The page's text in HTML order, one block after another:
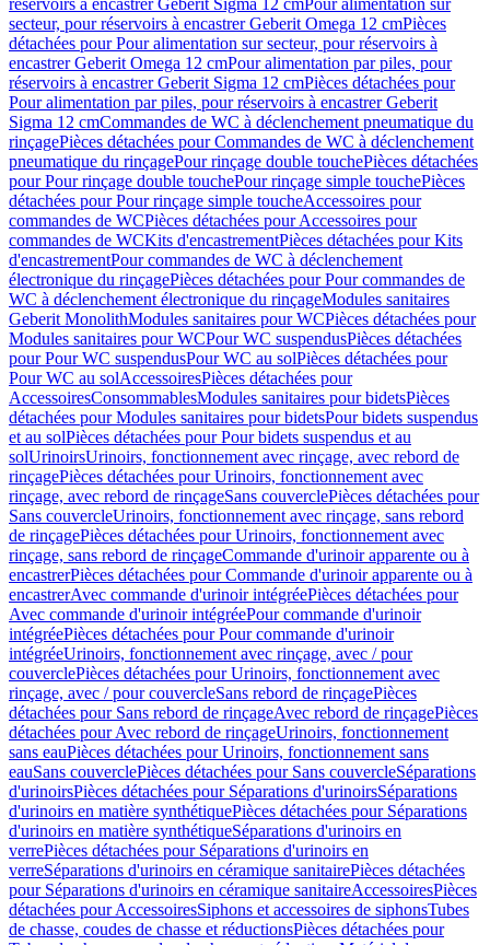
réservoirs à encastrer Geberit Sigma 12 cmPour alimentation sur
secteur, pour réservoirs à encastrer Geberit Omega 12 cmPièces
détachées pour Pour alimentation sur secteur, pour réservoirs à
encastrer Geberit Omega 12 cmPour alimentation par piles, pour
réservoirs à encastrer Geberit Sigma 12 cmPièces détachées pour
Pour alimentation par piles, pour réservoirs à encastrer Geberit
Sigma 12 cmCommandes de WC à déclenchement pneumatique du
rinçagePièces détachées pour Commandes de WC à déclenchement
pneumatique du rinçagePour rinçage double touchePièces détachées
pour Pour rinçage double touchePour rinçage simple touchePièces
détachées pour Pour rinçage simple toucheAccessoires pour
commandes de WCPièces détachées pour Accessoires pour
commandes de WCKits d'encastrementPièces détachées pour Kits
d'encastrementPour commandes de WC à déclenchement
électronique du rinçagePièces détachées pour Pour commandes de
WC à déclenchement électronique du rinçageModules sanitaires
Geberit MonolithModules sanitaires pour WCPièces détachées pour
Modules sanitaires pour WCPour WC suspendusPièces détachées
pour Pour WC suspendusPour WC au solPièces détachées pour
Pour WC au solAccessoiresPièces détachées pour
AccessoiresConsommablesModules sanitaires pour bidetsPièces
détachées pour Modules sanitaires pour bidetsPour bidets suspendus
et au solPièces détachées pour Pour bidets suspendus et au
solUrinoirsUrinoirs, fonctionnement avec rinçage, avec rebord de
rinçagePièces détachées pour Urinoirs, fonctionnement avec
rinçage, avec rebord de rinçageSans couverclePièces détachées pour
Sans couvercleUrinoirs, fonctionnement avec rinçage, sans rebord
de rinçagePièces détachées pour Urinoirs, fonctionnement avec
rinçage, sans rebord de rinçageCommande d'urinoir apparente ou à
encastrerPièces détachées pour Commande d'urinoir apparente ou à
encastrerAvec commande d'urinoir intégréePièces détachées pour
Avec commande d'urinoir intégréePour commande d'urinoir
intégréePièces détachées pour Pour commande d'urinoir
intégréeUrinoirs, fonctionnement avec rinçage, avec / pour
couverclePièces détachées pour Urinoirs, fonctionnement avec
rinçage, avec / pour couvercleSans rebord de rinçagePièces
détachées pour Sans rebord de rinçageAvec rebord de rinçagePièces
détachées pour Avec rebord de rinçageUrinoirs, fonctionnement
sans eauPièces détachées pour Urinoirs, fonctionnement sans
eauSans couverclePièces détachées pour Sans couvercleSéparations
d'urinoirsPièces détachées pour Séparations d'urinoirsSéparations
d'urinoirs en matière synthétiquePièces détachées pour Séparations
d'urinoirs en matière synthétiqueSéparations d'urinoirs en
verrePièces détachées pour Séparations d'urinoirs en
verreSéparations d'urinoirs en céramique sanitairePièces détachées
pour Séparations d'urinoirs en céramique sanitaireAccessoiresPièces
détachées pour AccessoiresSiphons et accessoires de siphonsTubes
de chasse, coudes de chasse et réductionsPièces détachées pour